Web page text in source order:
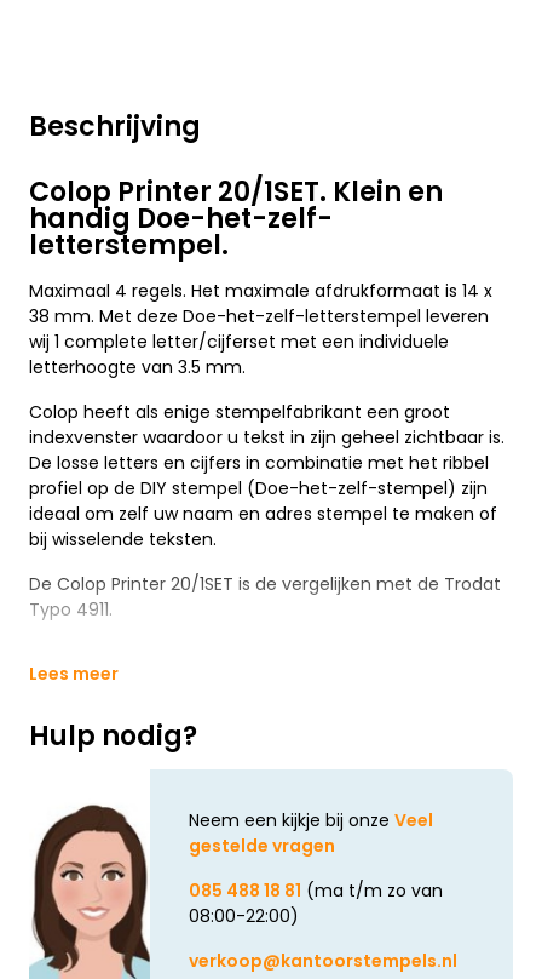
Beschrijving
Colop Printer 20/1SET. Klein en
handig Doe-het-zelf-
letterstempel.
Maximaal 4 regels. Het maximale afdrukformaat is 14 x
38 mm. Met deze Doe-het-zelf-letterstempel leveren
wij 1 complete letter/cijferset met een individuele
letterhoogte van 3.5 mm.
Colop heeft als enige stempelfabrikant een groot
indexvenster waardoor u tekst in zijn geheel zichtbaar is.
De losse letters en cijfers in combinatie met het ribbel
profiel op de DIY stempel (Doe-het-zelf-stempel) zijn
ideaal om zelf uw naam en adres stempel te maken of
bij wisselende teksten.
De Colop Printer 20/1SET is de vergelijken met de Trodat
Typo 4911.
Lees meer
Hulp nodig?
Neem een kijkje bij onze Veel
gestelde vragen
085 488 18 81 (ma t/m zo van
08:00-22:00)
verkoop@kantoorstempels.nl